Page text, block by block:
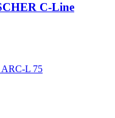
C-Line